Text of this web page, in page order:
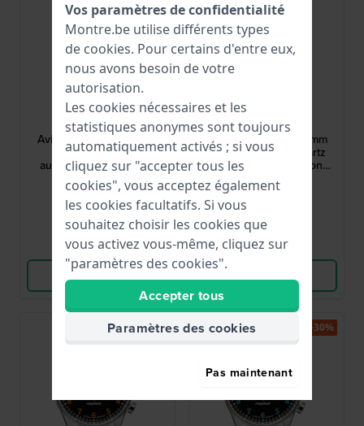
Bauhaus
2790-5
Aviation Tornado 42 mm
Montre d'aviator
automatique allemande
avec cadran 24 heures et
indicateur de réserve de
marche
499,00 €
● En stock
Comparer
Voir les produits
Bauhaus
2772-3
Aviation Tornado 42 mm
Chronographe à quartz
aviateur de fabrication
allemande avec date
299,00 €
● En stock
Comparer
Voir les produits
-30%
Vos paramètres de confidentialité
Montre.be utilise différents types
de cookies. Pour certains d'entre eux,
nous avons besoin de votre
autorisation.
Les cookies nécessaires et les
statistiques anonymes sont toujours
automatiquement activés ; si vous
cliquez sur "accepter tous les
cookies", vous acceptez également
les cookies facultatifs. Si vous
souhaitez choisir les cookies que
vous activez vous-même, cliquez sur
"paramètres des cookies".
Accepter tous
Paramètres des cookies
Pas maintenant